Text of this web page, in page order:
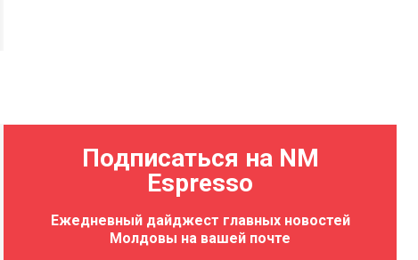
Подписаться на NM
Espresso
Ежедневный дайджест главных новостей
Молдовы на вашей почте